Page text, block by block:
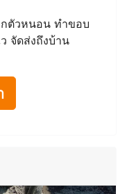
ตัวหนอน ทำขอบ
จัดส่งถึงบ้าน